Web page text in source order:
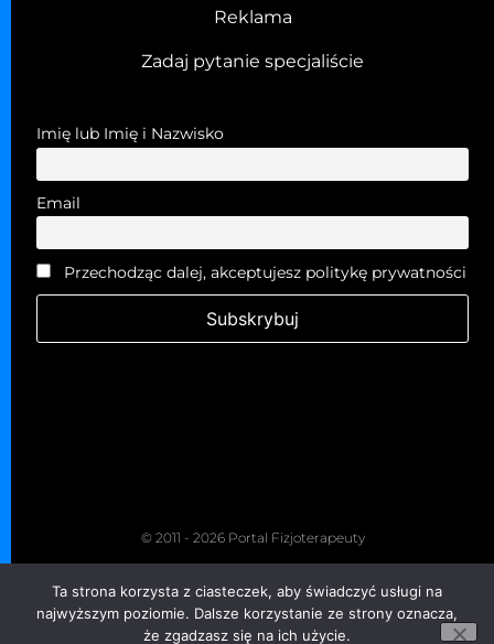
Reklama
Zadaj pytanie specjaliście
Imię lub Imię i Nazwisko
Email
Przechodząc dalej, akceptujesz politykę prywatności
© 2011 - 2026 Portal Fizjoterapeuty
Grupa Fizjoterapeuty
Ta strona korzysta z ciasteczek, aby świadczyć usługi na
najwyższym poziomie. Dalsze korzystanie ze strony oznacza,
że zgadzasz się na ich użycie.